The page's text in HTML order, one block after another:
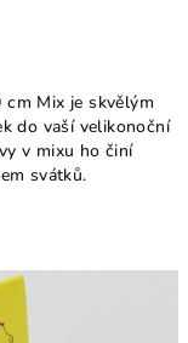
cm Mix je skvělým
do vaší velikonoční
v mixu ho činí
svátků.